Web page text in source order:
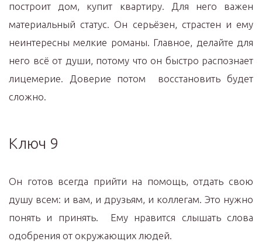
построит дом, купит квартиру. Для него важен
материальный статус. Он серьёзен, страстен и ему
неинтересны мелкие романы. Главное, делайте для
него всё от души, потому что он быстро распознает
лицемерие. Доверие потом восстановить будет
сложно.
Ключ 9
Он готов всегда прийти на помощь, отдать свою
душу всем: и вам, и друзьям, и коллегам. Это нужно
понять и принять. Ему нравится слышать слова
одобрения от окружающих людей.